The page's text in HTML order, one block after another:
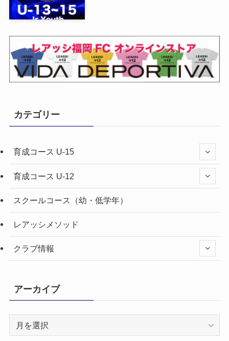
カテゴリー
育成コース U-15
育成コース U-12
スクールコース（幼・低学年）
レアッシメソッド
クラブ情報
アーカイブ